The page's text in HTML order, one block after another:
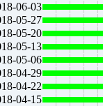
06-03
05-27
05-20
05-13
05-06
04-29
04-22
04-15